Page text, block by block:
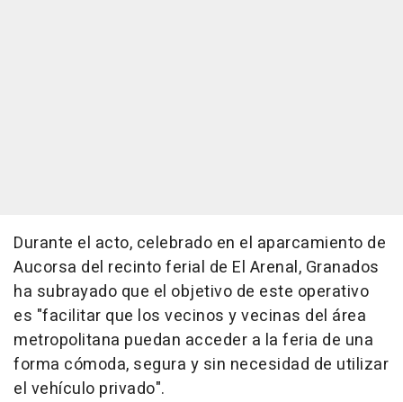
Durante el acto, celebrado en el aparcamiento de
Aucorsa del recinto ferial de El Arenal, Granados
ha subrayado que el objetivo de este operativo
es "facilitar que los vecinos y vecinas del área
metropolitana puedan acceder a la feria de una
forma cómoda, segura y sin necesidad de utilizar
el vehículo privado".